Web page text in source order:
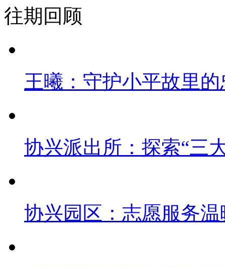
往期回顾
王曦：守护小平故里
协兴派出所：探索“三
协兴园区：志愿服务